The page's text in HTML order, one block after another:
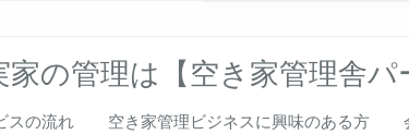
の管理は【空き家管理舎パ
スの流れ 空き家管理ビジネスに興味のある方